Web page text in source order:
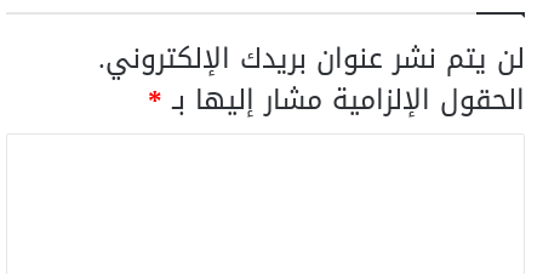
لن يتم نشر عنوان بريدك الإلكتروني.
الحقول الإلزامية مشار إليها بـ*